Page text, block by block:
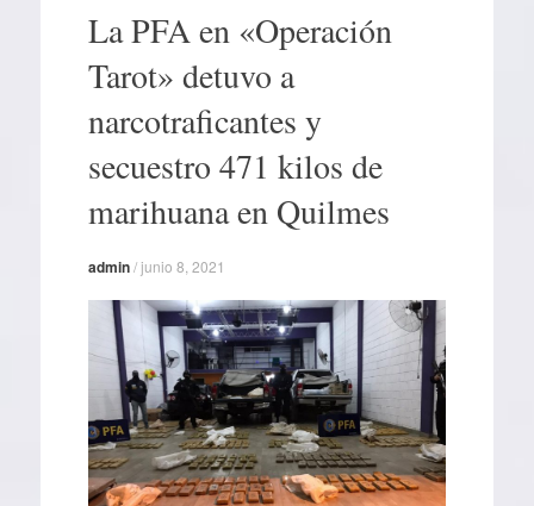
contenidoLa PFA en «Operación
Tarot» detuvo a
narcotraficantes y
secuestro 471 kilos de
marihuana en Quilmes
admin/junio 8, 2021